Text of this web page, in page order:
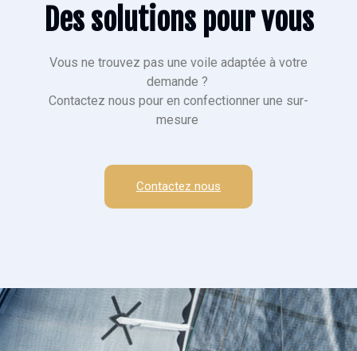
Des solutions pour vous
Vous ne trouvez pas une voile adaptée à votre
demande ?
Contactez nous pour en confectionner une sur-
mesure
Contactez nous